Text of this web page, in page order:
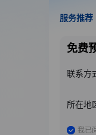
服务推荐
免费
联系方
所在地
我已